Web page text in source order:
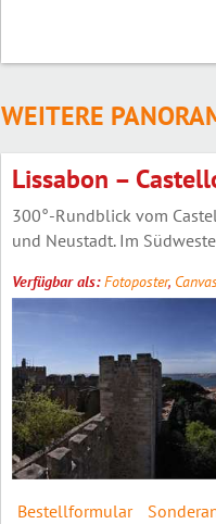
WEITERE
Lissabon –
300°-Rundblick vom
und Neustadt. Im
Verfügbar als:Fotoposter,
Bestellformular